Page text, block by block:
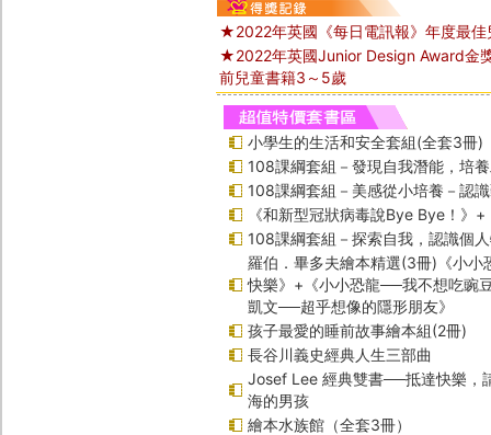
★2022年英國《每日電訊報》年度最佳
★2022年英國Junior Design Award
前兒童書籍3～5歲
小學生的生活和安全套組(全套3冊)
108課綱套組－發現自我潛能，培
108課綱套組－美感從小培養－認
《和新型冠狀病毒說Bye Bye！》
108課綱套組－探索自我，認識個
羅伯．畢多夫繪本精選(3冊)《小
快樂》+《小小恐龍──我不想吃豌
凱文──超乎想像的隱形朋友》
孩子最愛的睡前故事繪本組(2冊)
長谷川義史經典人生三部曲
Josef Lee 經典雙書──抵達快樂，
海的男孩
繪本水族館（全套3冊）